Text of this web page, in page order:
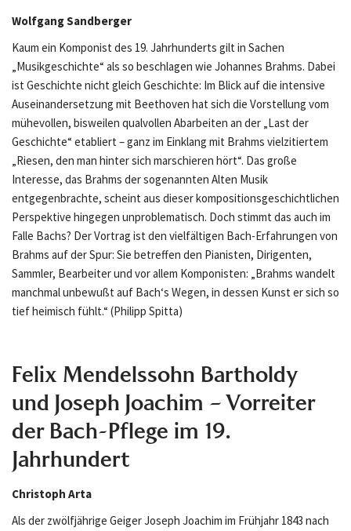
Wolfgang Sandberger
Kaum ein Komponist des 19. Jahrhunderts gilt in Sachen
„Musikgeschichte“ als so beschlagen wie Johannes Brahms. Dabei
ist Geschichte nicht gleich Geschichte: Im Blick auf die intensive
Auseinandersetzung mit Beethoven hat sich die Vorstellung vom
mühevollen, bisweilen qualvollen Abarbeiten an der „Last der
Geschichte“ etabliert – ganz im Einklang mit Brahms vielzitiertem
„Riesen, den man hinter sich marschieren hört“. Das große
Interesse, das Brahms der sogenannten Alten Musik
entgegenbrachte, scheint aus dieser kompositionsgeschichtlichen
Perspektive hingegen unproblematisch. Doch stimmt das auch im
Falle Bachs? Der Vortrag ist den vielfältigen Bach-Erfahrungen von
Brahms auf der Spur: Sie betreffen den Pianisten, Dirigenten,
Sammler, Bearbeiter und vor allem Komponisten: „Brahms wandelt
manchmal unbewußt auf Bach‘s Wegen, in dessen Kunst er sich so
tief heimisch fühlt.“ (Philipp Spitta)
Felix Mendelssohn Bartholdy
und Joseph Joachim – Vorreiter
der Bach-Pflege im 19.
Jahrhundert
Christoph Arta
Als der zwölfjährige Geiger Joseph Joachim im Frühjahr 1843 nach